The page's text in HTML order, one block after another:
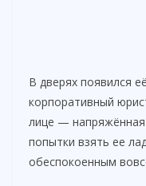
В дверях появился
корпоративный
лице —
попытки взять ее
обеспокоенным